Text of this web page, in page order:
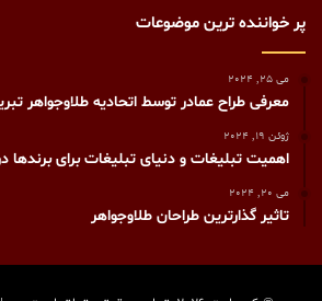
پر خواننده ترین موضوعات
می 25, 2024
معرفی طراح عمادر توسط اتحادیه طلاوجواهر
ژوئن 19, 2024
اهمیت تبلیغات و دنیای تبلیغات برای برندها
می 20, 2024
تاثیر گذارترین طراحان طلاوجواهر